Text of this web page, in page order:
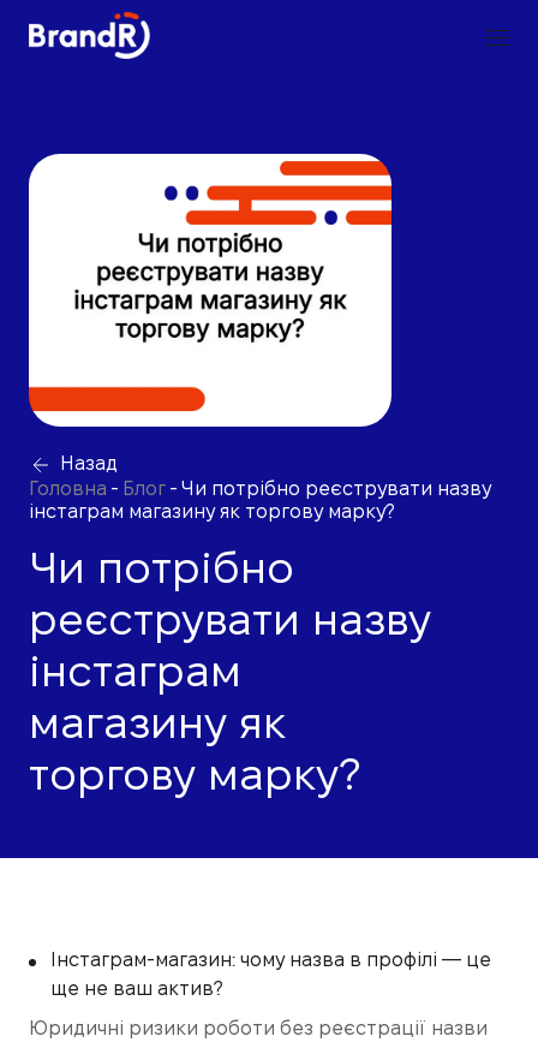
Назад
Головна - Блог - Чи потрібно реєструвати назву
інстаграм магазину як торгову марку?
Чи потрібно
реєструвати назву
інстаграм
магазину як
торгову марку?
Інстаграм-магазин: чому назва в профілі — це
ще не ваш актив?
Юридичні ризики роботи без реєстрації назви